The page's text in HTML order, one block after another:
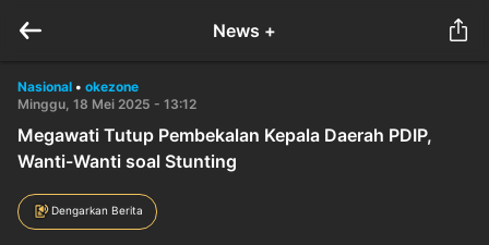
News +
Nasional • okezone
Minggu, 18 Mei 2025 - 13:12
Megawati Tutup Pembekalan Kepala Daerah PDIP,
Wanti-Wanti soal Stunting
Dengarkan Berita